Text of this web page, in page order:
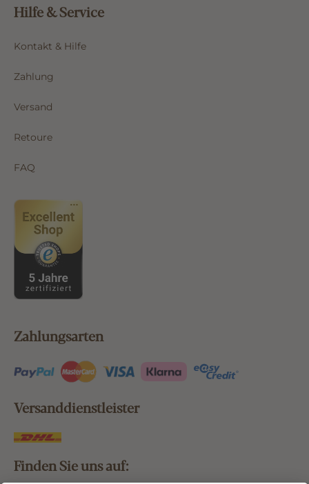
Hilfe & Service
Kontakt & Hilfe
Zahlung
Versand
Retoure
FAQ
Zahlungsarten
Versanddienstleister
Finden Sie uns auf: